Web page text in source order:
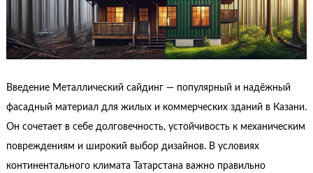
Введение Металлический сайдинг — популярный и надёжный
фасадный материал для жилых и коммерческих зданий в Казани.
Он сочетает в себе долговечность, устойчивость к механическим
повреждениям и широкий выбор дизайнов. В условиях
континентального климата Татарстана важно правильно